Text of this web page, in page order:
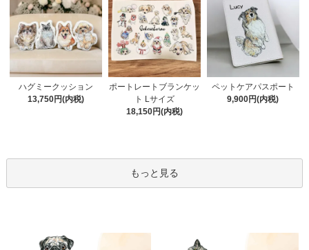
ハグミークッション
13,750円(内税)
ポートレートブランケッ
ト Lサイズ
18,150円(内税)
ペットケアパスポート
9,900円(内税)
もっと見る